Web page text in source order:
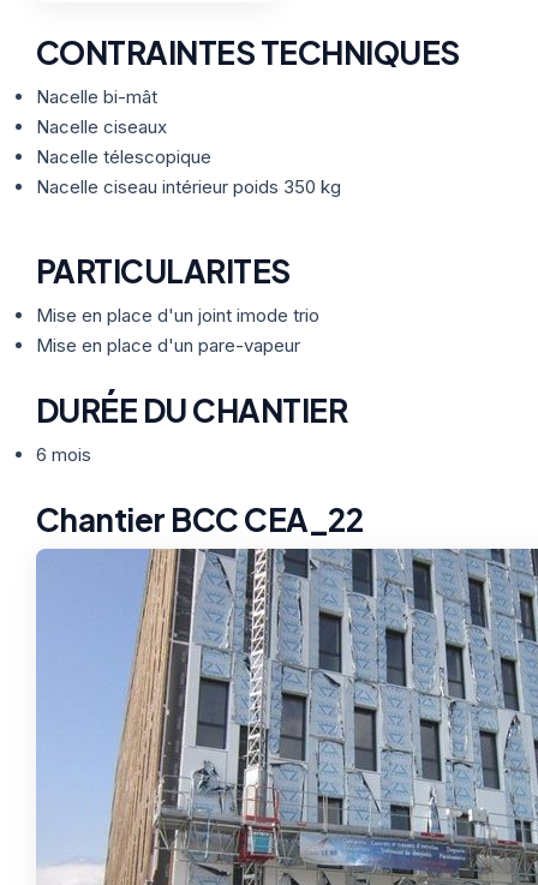
CONTRAINTES TECHNIQUES
Nacelle bi-mât
Nacelle ciseaux
Nacelle télescopique
Nacelle ciseau intérieur poids 350 kg
PARTICULARITES
Mise en place d'un joint imode trio
Mise en place d'un pare-vapeur
DURÉE DU CHANTIER
6 mois
Chantier BCC CEA_22